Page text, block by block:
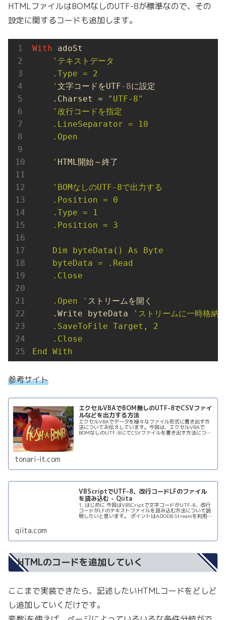
HTMLファイルはBOMなしのUTF-8が標準なので、その
設定に関するコードも追加します。
With adoSt
'テキストデータ
    .Type = 2
    '
文字コードをUTF-8に設定
    .Charset =
"UTF-8"
'改行コードを指定
    .LineSeparator = 10
    .Open
    '
HTML開始～終了
'BOMなしのUTF-8で出力する
    .Position = 0
    .Type = 1
    .Position = 3
    Dim byteData() As Byte
    byteData = .Read
    .Close
    .Open '
ストリームを開く
    .Write byteData
'ストリームに一時格納
    .SaveToFile Target, 2
    .Close
End With
参考サイト
エクセルVBAでBOM無しのUTF-8でCSVファイ
ルなどを出力する方法
エクセルVBAでデータを様々なファイル形式に書き出す方
法についてお伝えしています。今回は、エクセルVBAで
BOMなしのUTF-8にてCSVファイルを書き出す方法につい
tonari-it.com
VBScriptでUTF-8、改行コードLFのファイル
を読み込む - Qiita
1. はじめに 今回はVBSCriptで文字コードがUTF-8、改行
コードがLFのテキストファイルを読み込む方法について説
明したいと思います。 ポイントはADODB.Streamを利用す
qiita.com
HTMLのコードを追加していく
ここまで実装できたら、記述したいHTMLコードをどしど
し追加していくだけです。